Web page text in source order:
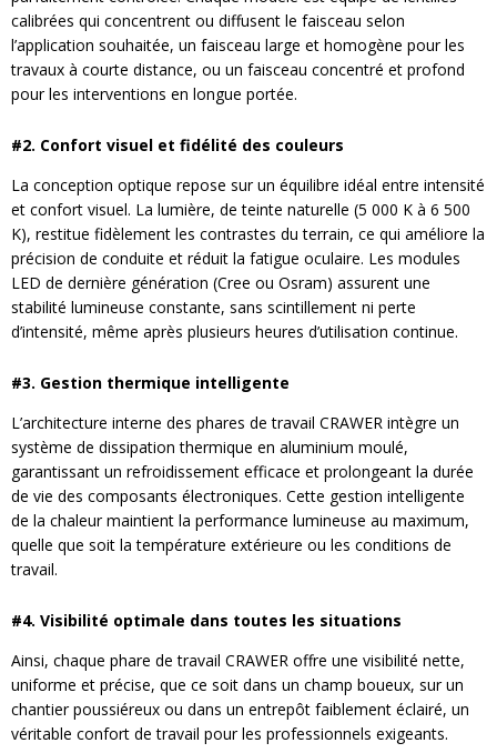
calibrées qui concentrent ou diffusent le faisceau selon
l’application souhaitée, un faisceau large et homogène pour les
travaux à courte distance, ou un faisceau concentré et profond
pour les interventions en longue portée.
#2. Confort visuel et fidélité des couleurs
La conception optique repose sur un équilibre idéal entre intensité
et confort visuel. La lumière, de teinte naturelle (5 000 K à 6 500
K), restitue fidèlement les contrastes du terrain, ce qui améliore la
précision de conduite et réduit la fatigue oculaire. Les modules
LED de dernière génération (Cree ou Osram) assurent une
stabilité lumineuse constante, sans scintillement ni perte
d’intensité, même après plusieurs heures d’utilisation continue.
#3. Gestion thermique intelligente
L’architecture interne des phares de travail CRAWER intègre un
système de dissipation thermique en aluminium moulé,
garantissant un refroidissement efficace et prolongeant la durée
de vie des composants électroniques. Cette gestion intelligente
de la chaleur maintient la performance lumineuse au maximum,
quelle que soit la température extérieure ou les conditions de
travail.
#4. Visibilité optimale dans toutes les situations
Ainsi, chaque phare de travail CRAWER offre une visibilité nette,
uniforme et précise, que ce soit dans un champ boueux, sur un
chantier poussiéreux ou dans un entrepôt faiblement éclairé, un
véritable confort de travail pour les professionnels exigeants.